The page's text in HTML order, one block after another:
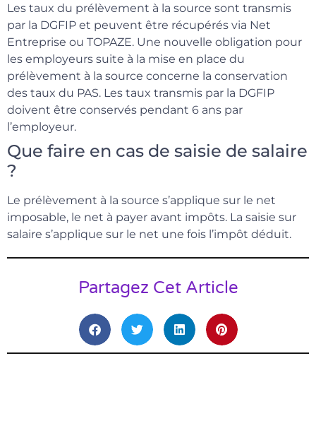
Les taux du prélèvement à la source sont transmis
par la DGFIP et peuvent être récupérés via Net
Entreprise ou TOPAZE. Une nouvelle obligation pour
les employeurs suite à la mise en place du
prélèvement à la source concerne la conservation
des taux du PAS. Les taux transmis par la DGFIP
doivent être conservés pendant 6 ans par
l’employeur.
Que faire en cas de saisie de salaire
?
Le prélèvement à la source s’applique sur le net
imposable, le net à payer avant impôts. La saisie sur
salaire s’applique sur le net une fois l’impôt déduit.
Partagez Cet Article